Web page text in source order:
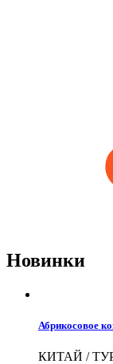
Новинки
Абрикосовое
КИТАЙ /